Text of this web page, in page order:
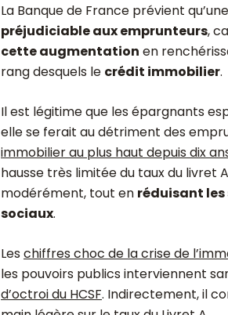
La Banque de France prévient
préjudiciable aux emprunteurs,
cette augmentation en
rang desquels le crédit immobilier.
Il est légitime que les épargnants
elle se ferait au détriment des
immobilier au plus haut depuis dix
hausse très limitée du taux du
modérément, tout en réduisant les
sociaux.
Leschiffres choc de la crise de
les pouvoirs publics interviennent
d’octroi du HCSF. Indirectement, il